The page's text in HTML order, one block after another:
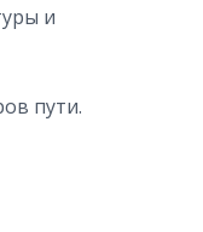
и
пути.